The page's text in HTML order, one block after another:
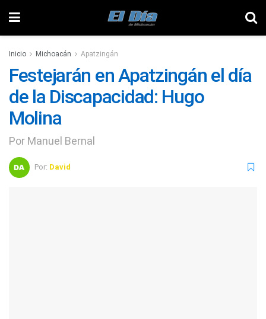
Inicio Michoacán Apatzingán
Festejarán en Apatzingán el día
de la Discapacidad: Hugo
Molina
Por Manuel Bernal
Por: David